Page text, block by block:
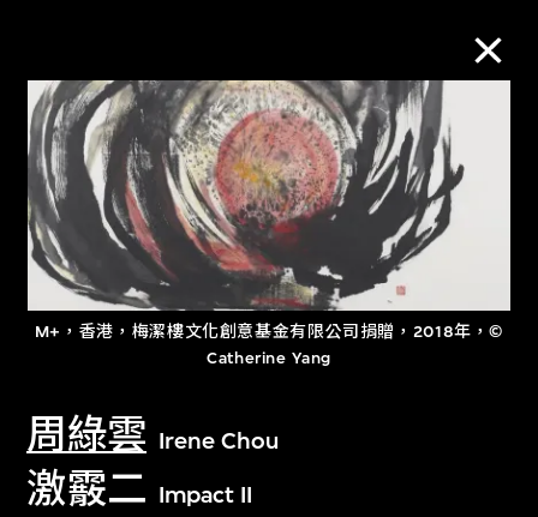
M+，香港，梅潔樓文化創意基金有限公司捐贈，2018年，©
Catherine Yang
周綠雲 Irene Chou
激霰二 Impact II
M+藏品
進一步篩選
探索世界頂級的二十及二十一世紀視覺
文化藏品。